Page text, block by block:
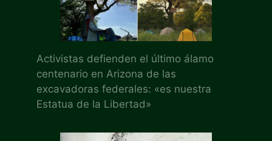
Activistas defienden el último álamo
centenario en Arizona de las
excavadoras federales: «es nuestra
Estatua de la Libertad»